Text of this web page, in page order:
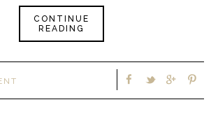
CONTINUE
READING